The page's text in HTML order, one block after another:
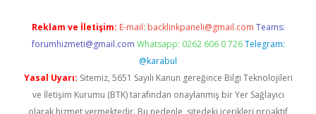
Reklam ve İletişim: E-mail: backlinkpaneli@gmail.com Teams:
forumhizmeti@gmail.com Whatsapp: 0262 606 0 726 Telegram:
@karabul
Yasal Uyarı: Sitemiz, 5651 Sayılı Kanun gereğince Bilgi Teknolojileri
ve İletişim Kurumu (BTK) tarafından onaylanmış bir Yer Sağlayıcı
olarak hizmet vermektedir. Bu nedenle, sitedeki içerikleri proaktif